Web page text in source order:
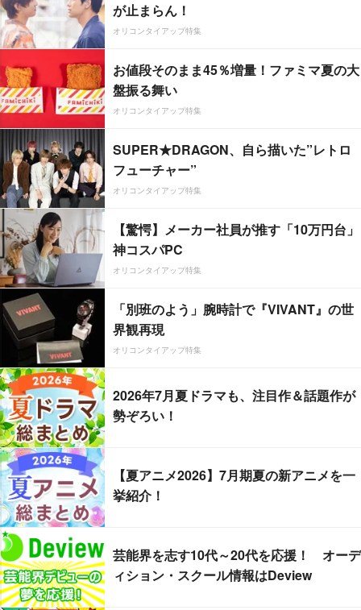
が止まらん！
オリコンタイアップ特集
お値段そのまま45％増量！ファミマ夏の大
盤振る舞い
オリコンタイアップ特集
SUPER★DRAGON、自ら描いた”レトロ
フューチャー”
オリコンタイアップ特集
【驚愕】メーカー社員が推す「10万円台」
神コスパPC
オリコンタイアップ特集
「別班のよう」腕時計で『VIVANT』の世
界観再現
オリコンタイアップ特集
2026年7月夏ドラマも、注目作＆話題作が
勢ぞろい！
【夏アニメ2026】7月期夏の新アニメを一
挙紹介！
芸能界を志す10代～20代を応援！ オーデ
ィション・スクール情報はDeview